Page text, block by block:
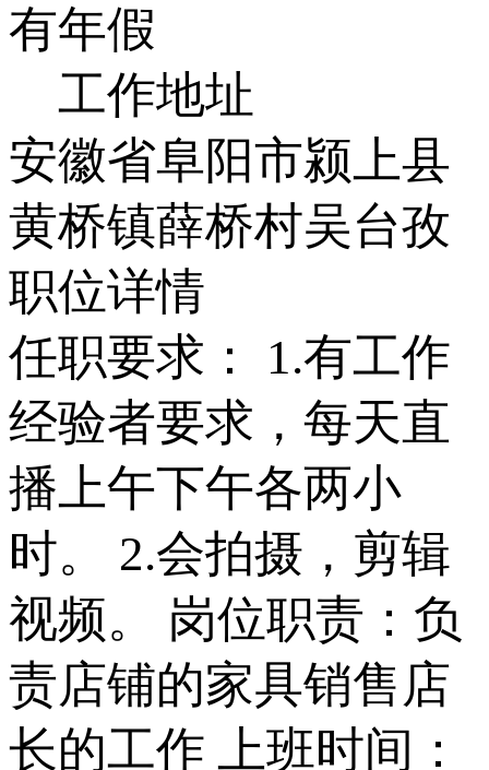
有年假
工作地址
安徽省阜阳市颍上县
黄桥镇薛桥村吴台孜
职位详情
任职要求： 1.有工作
经验者要求，每天直
播上午下午各两小
时。 2.会拍摄，剪辑
视频。 岗位职责：负
责店铺的家具销售店
长的工作 上班时间：